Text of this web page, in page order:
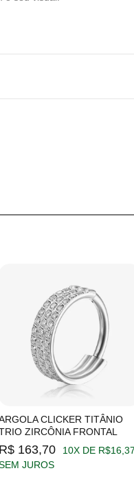
CLICKER TITÂNIO
ZIRCÔNIA FRONTAL
163,70
10X DE R$16,37
JUROS